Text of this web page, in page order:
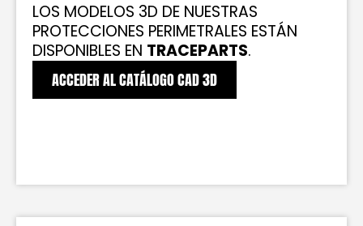
LOS MODELOS 3D DE NUESTRAS
PROTECCIONES PERIMETRALES ESTÁN
DISPONIBLES EN TRACEPARTS.
ACCEDER AL CATÁLOGO CAD 3D